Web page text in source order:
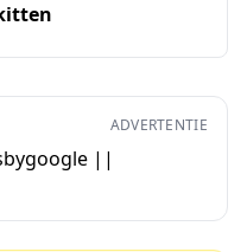
ADVERTENTIE
||